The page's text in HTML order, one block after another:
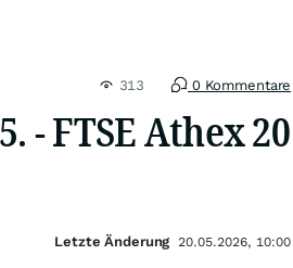
313 0 Kommentare
- FTSE Athex 20
Letzte Änderung 20.05.2026, 10:00